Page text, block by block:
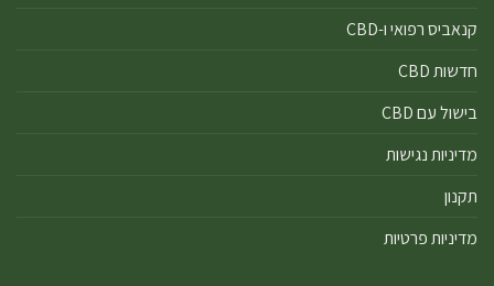
קנאביס רפואי ו-CBD
חדשות CBD
בישול עם CBD
מדיניות נגישות
תקנון
מדיניות פרטיות